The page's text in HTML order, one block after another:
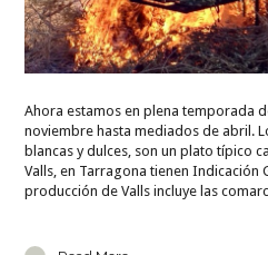
Ahora estamos en plena temporada
noviembre hasta mediados de abril.
blancas y dulces, son un plato típico
Valls, en Tarragona tienen
producción de Valls incluye las